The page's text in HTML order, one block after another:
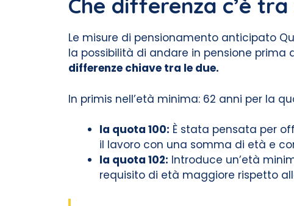
Che differenza c’è
Le misure di pensionamento anticipato
la possibilità di andare in pensione prima
differenze chiave tra le due.
In primis nell’età minima: 62 anni per la
la quota 100: È stata pensata per
il lavoro con una somma di età e
la quota 102: Introduce un’età
requisito di età maggiore rispetto